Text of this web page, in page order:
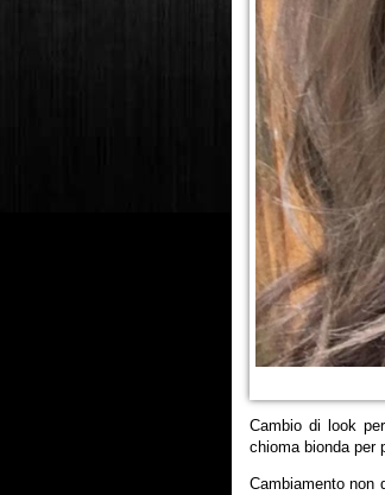
Cambio di look per
chioma bionda per
Cambiamento non